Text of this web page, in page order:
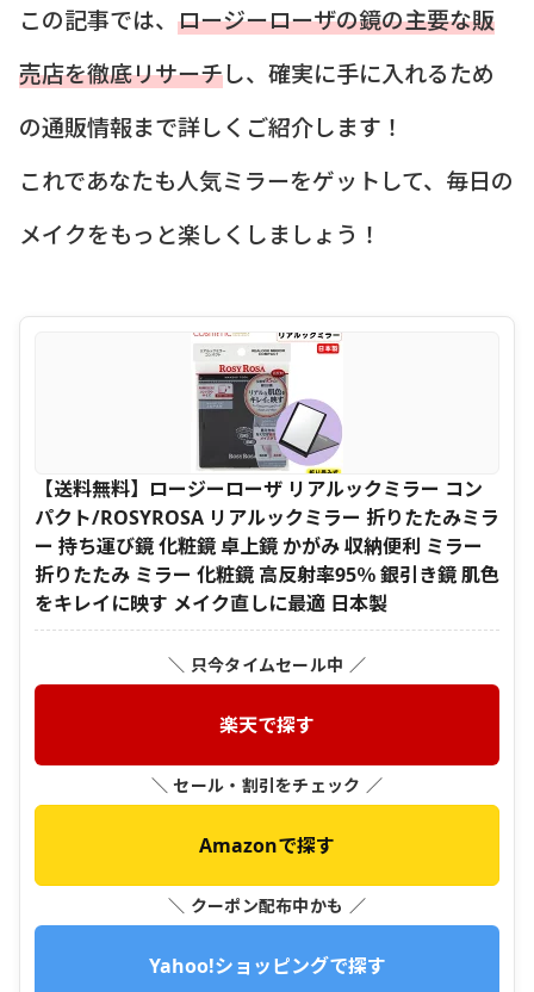
この記事では、 ロージーローザの鏡の主要な販
売店を徹底リサーチし、確実に手に入れるため
の通販情報まで詳しくご紹介します！
これであなたも人気ミラーをゲットして、毎日の
メイクをもっと楽しくしましょう！
【送料無料】ロージーローザ リアルックミラー コン
パクト/ROSYROSA リアルックミラー 折りたたみミラ
ー 持ち運び鏡 化粧鏡 卓上鏡 かがみ 収納便利 ミラー
折りたたみ ミラー 化粧鏡 高反射率95％ 銀引き鏡 肌色
をキレイに映す メイク直しに最適 日本製
＼ 只今タイムセール中 ／
楽天で探す
＼ セール・割引をチェック ／
Amazonで探す
＼ クーポン配布中かも ／
Yahoo!ショッピングで探す